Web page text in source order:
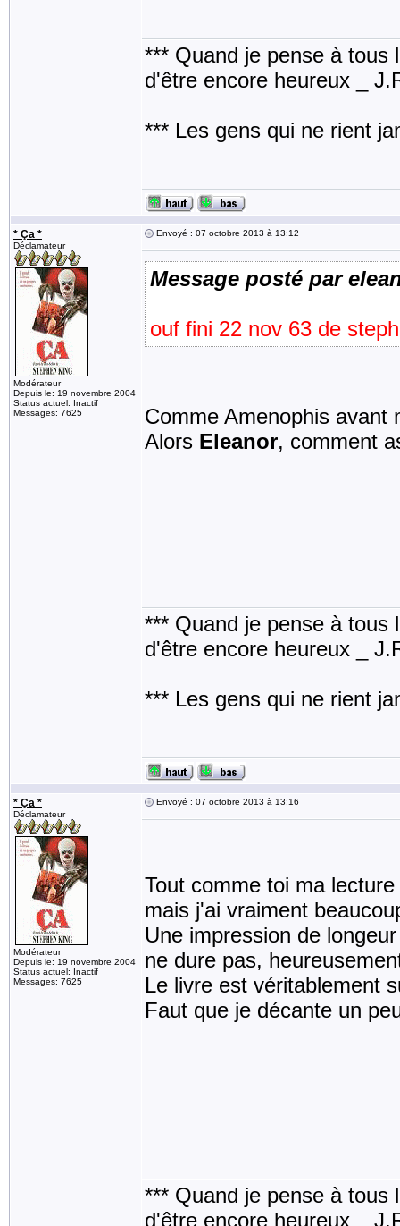
*** Quand je pense à tous
d'être encore heureux _
*** Les gens qui ne rient
* Ça *
Déclamateur
Modérateur
Depuis le: 19 novembre 2004
Status actuel: Inactif
Messages: 7625
Envoyé : 07 octobre 2013 à 13:12
Message posté par
ouf fini 22 nov 63 de
Comme Amenophis avant
Alors Eleanor, comment
*** Quand je pense à tous
d'être encore heureux _
*** Les gens qui ne rient
* Ça *
Déclamateur
Modérateur
Depuis le: 19 novembre 2004
Status actuel: Inactif
Messages: 7625
Envoyé : 07 octobre 2013 à 13:16
Tout comme toi ma
mais j'ai vraiment
Une impression de
ne dure pas,
Le livre est véritablement
Faut que je décante un
*** Quand je pense à tous
d'être encore heureux _